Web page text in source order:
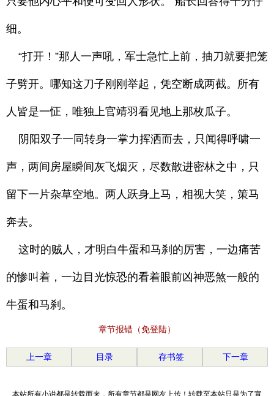
细。
“打开！”那人一声吼，军士急忙上前，抽刀就要把笼
子劈开。哪知这刀子刚刚举起，凭空断成两截。所有
人皆是一怔，唯独上官靖羽看见地上那枚瓜子。
阴阳双子一同转身一掌力挥洒而去，只闻得呼啸一
声，两间房屋瞬间灰飞烟灭，尽数散进密林之中，只
留下一片杂草空地。两人跃身上马，相视大笑，策马
奔去。
这时的贼人，才明白牛蛋和马刹的厉害，一边痛苦
的惨叫着，一边目光惊恐的看着眼前凶神恶煞一般的
牛蛋和马刹。
章节报错（免登陆）
上一章 目录 存书签 下一章
本站所有小说都是转载而来，所有章节都是网友上传！转载至本站只是为了宣